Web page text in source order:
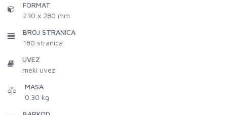
FORMAT
230 x 280 mm
BROJ STRANICA
180 stranica
UVEZ
meki uvez
MASA
0.30 kg